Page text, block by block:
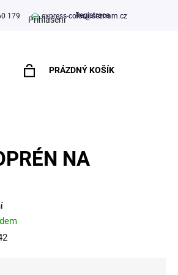
Přihlášení Registrace
179 express-color@seznam.cz
PRÁZDNÝ KOŠÍK
NA